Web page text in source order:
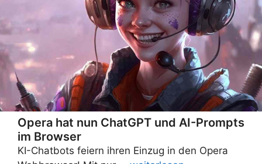
Opera hat nun ChatGPT und AI-Prompts
im Browser
KI-Chatbots feiern ihren Einzug in den Opera